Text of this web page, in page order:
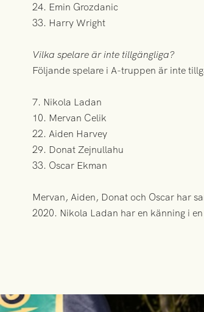
24. Emin Grozdanic
33. Harry Wright
Vilka spelare är inte tillgängliga?
Följande spelare i A-truppen är inte
7. Nikola Ladan
10. Mervan Celik
22. Aiden Harvey
29. Donat Zejnullahu
33. Oscar Ekman
Mervan, Aiden, Donat och Oscar har
2020. Nikola Ladan har en känning i